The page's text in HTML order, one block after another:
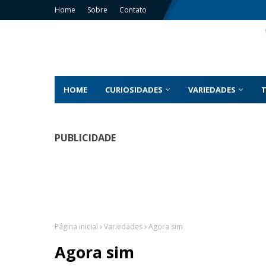
Home Sobre Contato
HOME CURIOSIDADES VARIEDADES
PUBLICIDADE
Página inicial Variedades Agora sim
Agora sim